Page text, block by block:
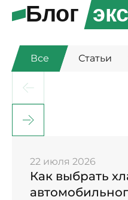
Блог
Все Статьи
22 июля 2026
Как выбрать